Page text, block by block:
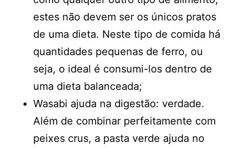
estes não devem ser os únicos pratos
de uma dieta. Neste tipo de comida há
quantidades pequenas de ferro, ou
seja, o ideal é consumi-los dentro de
uma dieta balanceada;
Wasabi ajuda na digestão: verdade.
Além de combinar perfeitamente com
peixes crus, a pasta verde ajuda no